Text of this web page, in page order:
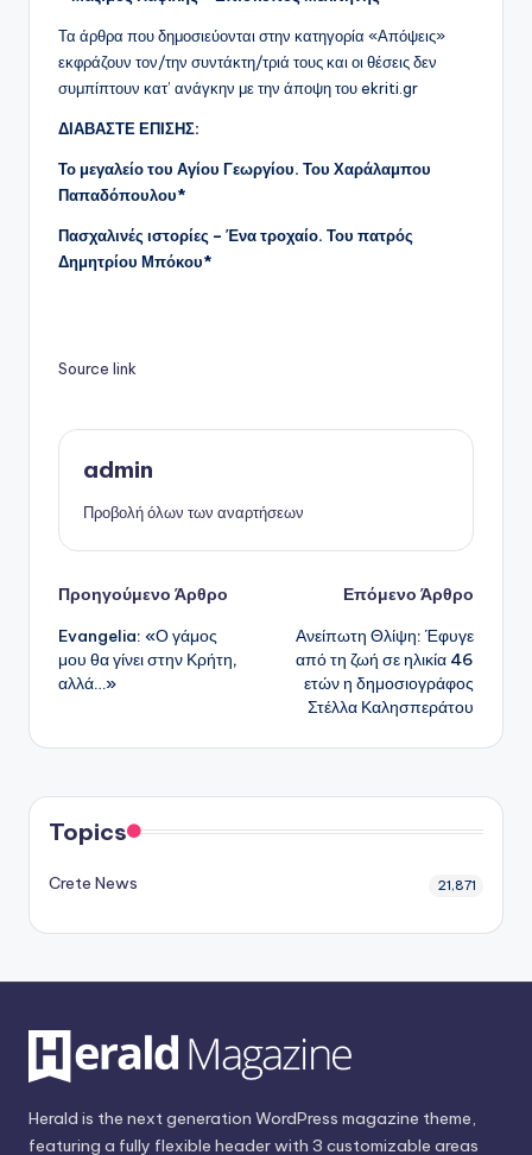
Τα άρθρα που δημοσιεύονται στην κατηγορία «Απόψεις»
εκφράζουν τον/την συντάκτη/τριά τους και οι θέσεις δεν
συμπίπτουν κατ’ ανάγκην με την άποψη του ekriti.gr
ΔΙΑΒΑΣΤΕ ΕΠΙΣΗΣ:
Το μεγαλείο του Αγίου Γεωργίου. Του Χαράλαμπου
Παπαδόπουλου*
Πασχαλινές ιστορίες – Ένα τροχαίο. Του πατρός
Δημητρίου Μπόκου*
Source link
admin
Προβολή όλων των αναρτήσεων
Πλοήγηση
δημοσιεύσεων
Προηγούμενο Άρθρο
Evangelia: «Ο γάμος
μου θα γίνει στην Κρήτη,
αλλά…»
Επόμενο Άρθρο
Ανείπωτη Θλίψη: Έφυγε
από τη ζωή σε ηλικία 46
ετών η δημοσιογράφος
Στέλλα Καλησπεράτου
Topics
Crete News 21,871
Herald is the next generation WordPress magazine theme,
featuring a fully flexible header with 3 customizable areas